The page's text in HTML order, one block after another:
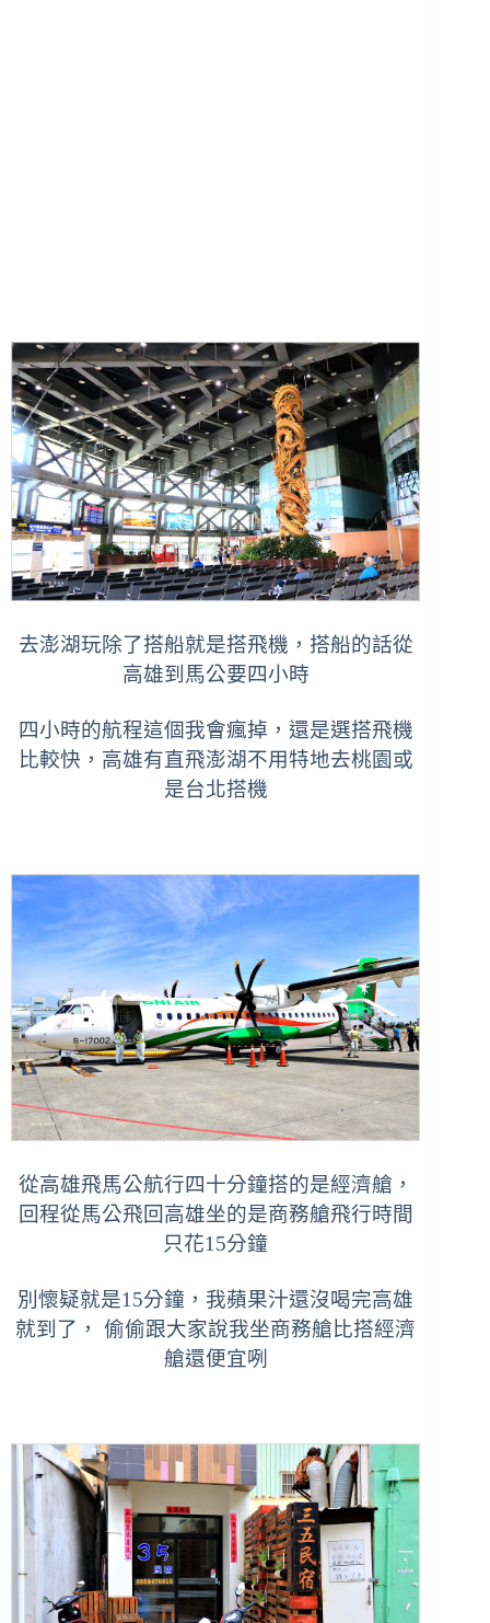
去澎湖玩除了搭船就是搭飛機，搭船的話從
高雄到馬公要四小時
四小時的航程這個我會瘋掉， 還是選搭飛機
比較快，高雄有直飛澎湖不用特地去桃園或
是台北搭機
從高雄飛馬公航行四十分鐘搭的是經濟艙，
回程從馬公飛回高雄坐的是商務艙飛行時間
只花15分鐘
別懷疑就是15分鐘，我蘋果汁還沒喝完高雄
就到了， 偷偷跟大家說我坐商務艙比搭經濟
艙還便宜咧